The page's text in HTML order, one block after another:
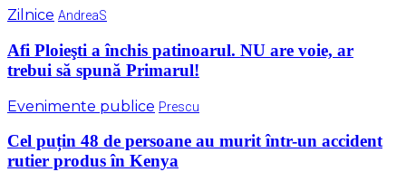
Zilnice AndreaS
Afi Ploieşti a închis patinoarul. NU are voie, ar
trebui să spună Primarul!
Evenimente publice Prescu
Cel puțin 48 de persoane au murit într-un accident
rutier produs în Kenya